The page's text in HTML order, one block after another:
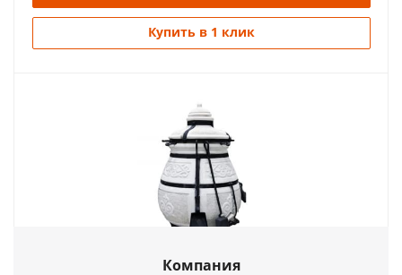
Купить в 1 клик
Компания